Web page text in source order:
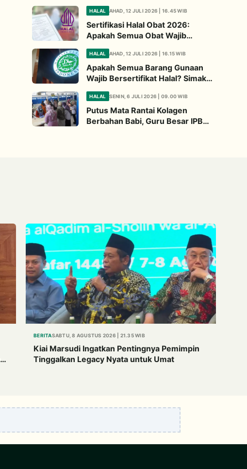
Diperhatikan
HALAL AHAD, 12 JULI 2026 | 16.45 WIB
Sertifikasi Halal Obat 2026:
Apakah Semua Obat Wajib
Penjelasannya
HALAL AHAD, 12 JULI 2026 | 16.15 WIB
Apakah Semua Barang Gunaan
Wajib Bersertifikat Halal? Simak
HALAL SENIN, 6 JULI 2026 | 09.00 WIB
Putus Mata Rantai Kolagen
Berbahan Babi, Guru Besar IPB
BERITASABTU, 8 AGUSTUS 2026 | 21.35 WIB
Kiai Marsudi Ingatkan Pentingnya Pemimpin
Tinggalkan Legacy Nyata untuk Umat